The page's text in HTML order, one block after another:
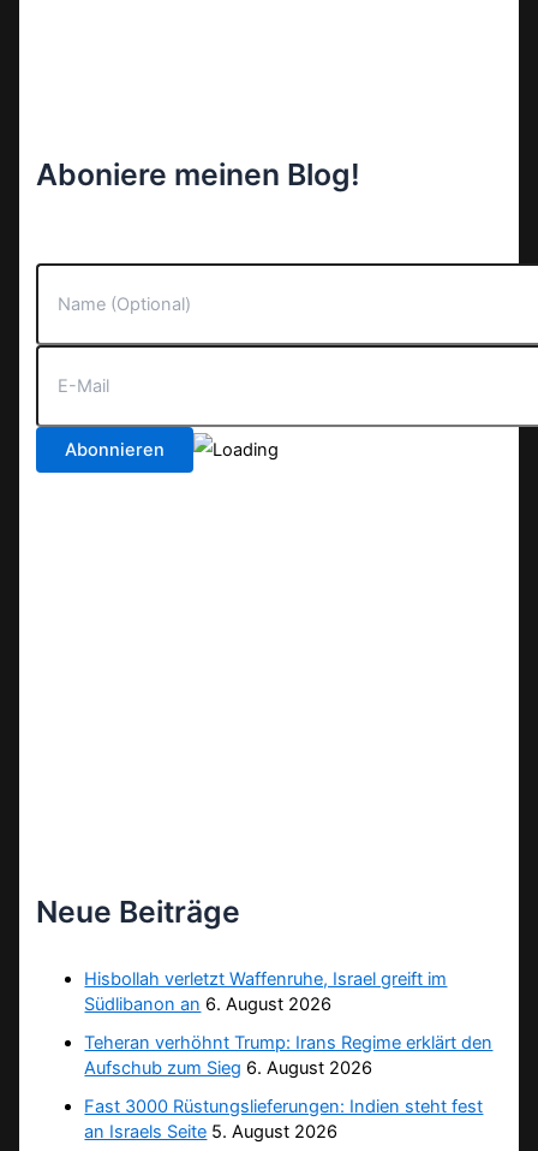
Aboniere meinen Blog!
Neue Beiträge
Hisbollah verletzt Waffenruhe, Israel greift im
Südlibanon an 6. August 2026
Teheran verhöhnt Trump: Irans Regime erklärt den
Aufschub zum Sieg 6. August 2026
Fast 3000 Rüstungslieferungen: Indien steht fest
an Israels Seite 5. August 2026